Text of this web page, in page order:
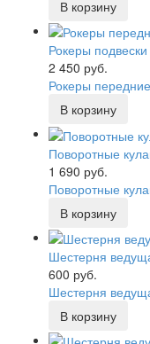
Рокеры
2 450 руб.
Рокеры
Поворотные
1 690 руб.
Поворотные
Шестерня
600 руб.
Шестерня